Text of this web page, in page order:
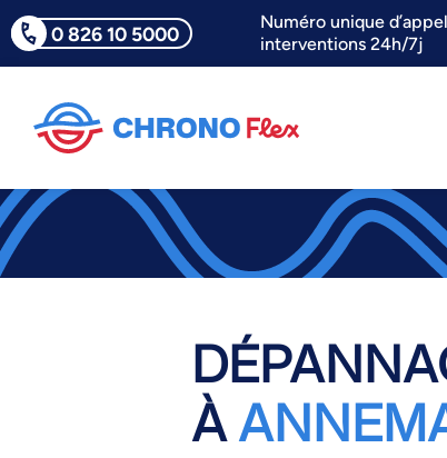
0 826 10 5000
Numéro unique
interventions 24h/7j
À